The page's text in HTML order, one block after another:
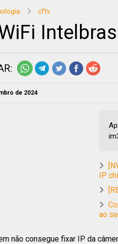
cftv
de 2024
IP
ao
não consegue fixar IP da